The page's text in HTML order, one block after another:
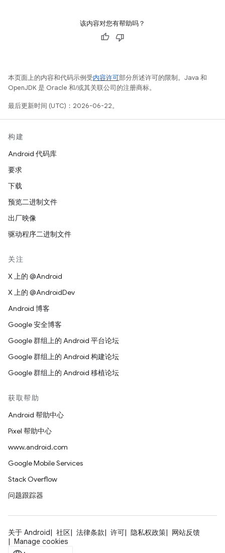
该内容对您有帮助吗？
本页面上的内容和代码示例受内容许可部分所述许可的限制。Java 和
OpenJDK 是 Oracle 和/或其关联公司的注册商标。
最后更新时间 (UTC)：2026-06-22。
构建
Android 代码库
要求
下载
预览二进制文件
出厂映像
驱动程序二进制文件
关注
X 上的 @Android
X 上的 @AndroidDev
Android 博客
Google 安全博客
Google 群组上的 Android 平台论坛
Google 群组上的 Android 构建论坛
Google 群组上的 Android 移植论坛
获取帮助
Android 帮助中心
Pixel 帮助中心
www.android.com
Google Mobile Services
Stack Overflow
问题跟踪器
关于 Android 社区 法律条款 许可 隐私权政策
网站反馈
Manage cookies